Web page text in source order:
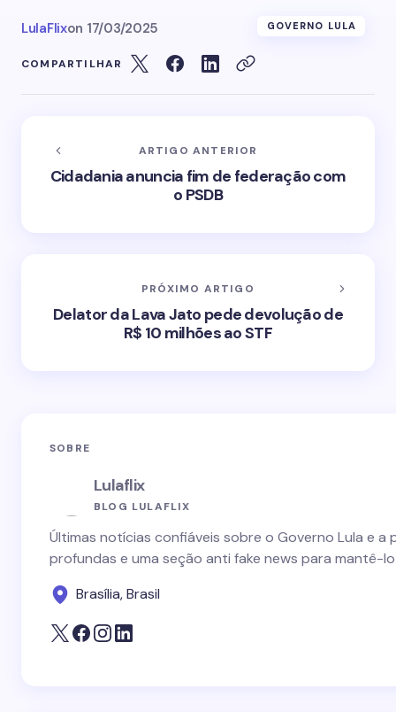
LulaFlixon 17/03/2025 GOVERNO LULA
COMPARTILHAR
ARTIGO ANTERIOR
Cidadania anuncia fim de federação com
o PSDB
PRÓXIMO ARTIGO
Delator da Lava Jato pede devolução de
R$ 10 milhões ao STF
SOBRE
Lulaflix
BLOG LULAFLIX
Últimas notícias confiáveis sobre o Governo Lula e
profundas e uma seção anti fake news para mantê-
Brasília, Brasil